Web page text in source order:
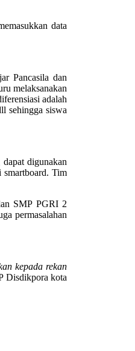
data
Pancasila dan
melaksanakan
adalah
sehingga siswa
digunakan
smartboard. Tim
SMP PGRI 2
permasalahan
kepada rekan
Disdikpora kota